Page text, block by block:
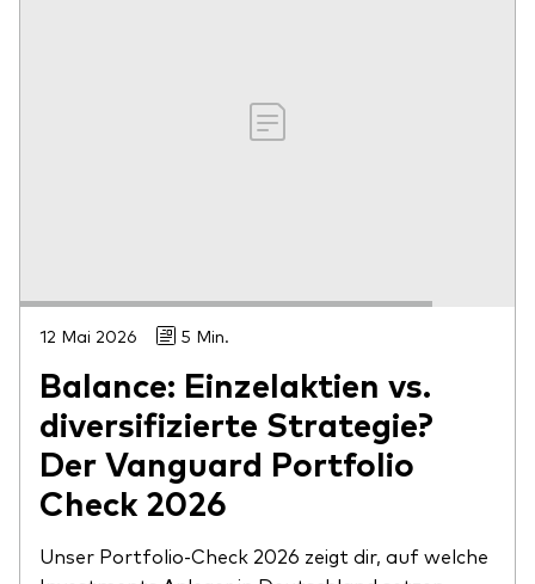
12 Mai 2026 5 Min.
Balance: Einzelaktien vs.
diversifizierte Strategie?
Der Vanguard Portfolio
Check 2026
Unser Portfolio-Check 2026 zeigt dir, auf welche